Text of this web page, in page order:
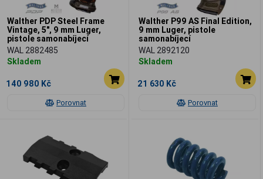
Porovnat
Walther PDP Steel Frame
Vintage, 5", 9 mm Luger,
pistole samonabíjecí
WAL 2882485
Skladem
140 980 Kč
Porovnat
Walther P99 AS Final Edition,
9 mm Luger, pistole
samonabíjecí
WAL 2892120
Skladem
21 630 Kč